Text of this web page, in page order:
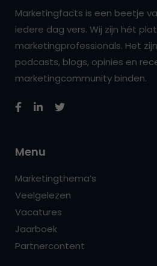
Marketingfacts is een beetje
iedere dag vers. Wij zijn hét
marketingprofessionals. Het
podcasts, blogs, opinies en
marketingcommunity binden.
Menu
Marketingthema’s
Veelgelezen
Vacatures
Jaarboek
Partnercontent